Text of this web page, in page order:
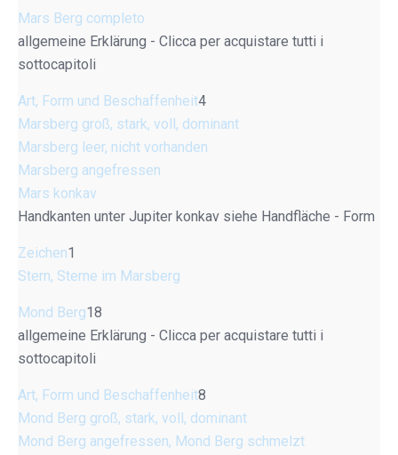
Mars Berg completo
allgemeine Erklärung - Clicca per acquistare tutti i
sottocapitoli
Art, Form und Beschaffenheit4
Marsberg groß, stark, voll, dominant
Marsberg leer, nicht vorhanden
Marsberg angefressen
Mars konkav
Handkanten unter Jupiter konkav siehe Handfläche - Form
Zeichen1
Stern, Sterne im Marsberg
Mond Berg18
allgemeine Erklärung - Clicca per acquistare tutti i
sottocapitoli
Art, Form und Beschaffenheit8
Mond Berg groß, stark, voll, dominant
Mond Berg angefressen, Mond Berg schmelzt